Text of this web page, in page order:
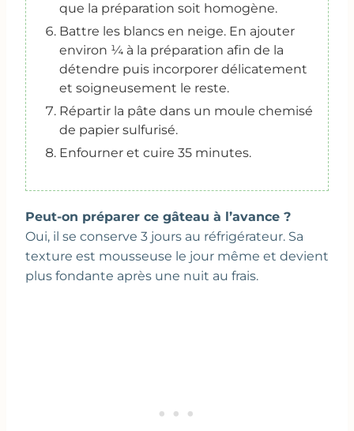
que la préparation soit homogène.
Battre les blancs en neige. En ajouter
environ ¼ à la préparation afin de la
détendre puis incorporer délicatement
et soigneusement le reste.
Répartir la pâte dans un moule chemisé
de papier sulfurisé.
Enfourner et cuire 35 minutes.
Peut-on préparer ce gâteau à l’avance ?
Oui, il se conserve 3 jours au réfrigérateur. Sa
texture est mousseuse le jour même et devient
plus fondante après une nuit au frais.